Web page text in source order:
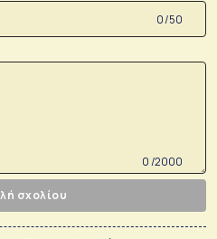
0 /50
0 /2000
σχολίου